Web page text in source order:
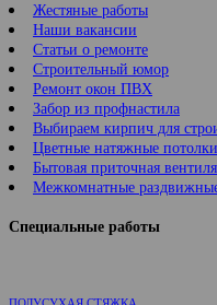
Жестяные работы
Наши вакансии
Статьи о ремонте
Строительный юмор
Ремонт окон ПВХ
Забор из профнастила
Выбираем кирпич для
Цветные натяжные потолки
Бытовая приточная
Межкомнатные
Специальные работы